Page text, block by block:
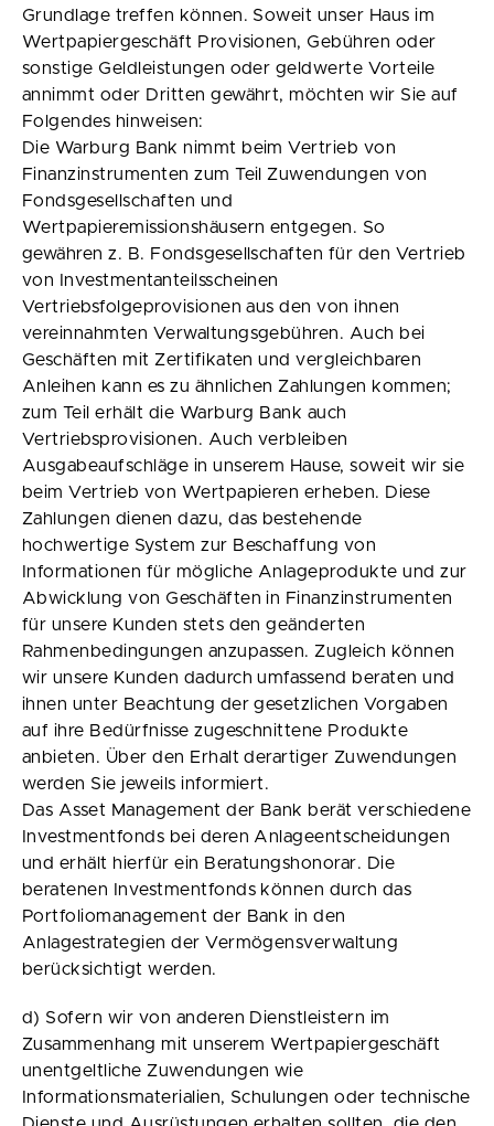
Grundlage treffen können. Soweit unser Haus im
Wertpapiergeschäft Provisionen, Gebühren oder
sonstige Geldleistungen oder geldwerte Vorteile
annimmt oder Dritten gewährt, möchten wir Sie auf
Folgendes hinweisen:
Die Warburg Bank nimmt beim Vertrieb von
Finanzinstrumenten zum Teil Zuwendungen von
Fondsgesellschaften und
Wertpapieremissionshäusern entgegen. So
gewähren z. B. Fondsgesellschaften für den Vertrieb
von Investmentanteilsscheinen
Vertriebsfolgeprovisionen aus den von ihnen
vereinnahmten Verwaltungsgebühren. Auch bei
Geschäften mit Zertifikaten und vergleichbaren
Anleihen kann es zu ähnlichen Zahlungen kommen;
zum Teil erhält die Warburg Bank auch
Vertriebsprovisionen. Auch verbleiben
Ausgabeaufschläge in unserem Hause, soweit wir sie
beim Vertrieb von Wertpapieren erheben. Diese
Zahlungen dienen dazu, das bestehende
hochwertige System zur Beschaffung von
Informationen für mögliche Anlageprodukte und zur
Abwicklung von Geschäften in Finanzinstrumenten
für unsere Kunden stets den geänderten
Rahmenbedingungen anzupassen. Zugleich können
wir unsere Kunden dadurch umfassend beraten und
ihnen unter Beachtung der gesetzlichen Vorgaben
auf ihre Bedürfnisse zugeschnittene Produkte
anbieten. Über den Erhalt derartiger Zuwendungen
werden Sie jeweils informiert.
Das Asset Management der Bank berät verschiedene
Investmentfonds bei deren Anlageentscheidungen
und erhält hierfür ein Beratungshonorar. Die
beratenen Investmentfonds können durch das
Portfoliomanagement der Bank in den
Anlagestrategien der Vermögensverwaltung
berücksichtigt werden.
d) Sofern wir von anderen Dienstleistern im
Zusammenhang mit unserem Wertpapiergeschäft
unentgeltliche Zuwendungen wie
Informationsmaterialien, Schulungen oder technische